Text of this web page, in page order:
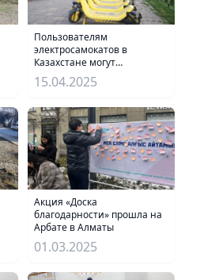
Пользователям
электросамокатов в
Казахстане могут
ужесточить правила
15.04.2025
Акция «Доска
благодарности» прошла на
Арбате в Алматы
01.03.2025